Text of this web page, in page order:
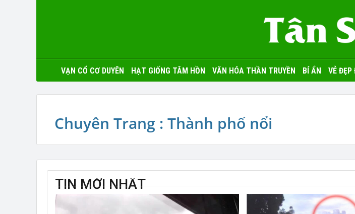
VẠN CỔ CƠ DUYÊN HẠT GIỐNG TÂM HỒN VĂN HÓA THẦN TRUYỀN BÍ ẨN VẺ ĐẸP
Chuyên Trang : Thành phố nổi
TIN MỚI NHẤT